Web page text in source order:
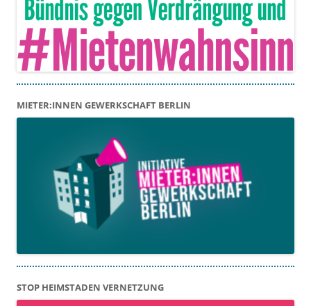
MIETER:INNEN GEWERKSCHAFT BERLIN
STOP HEIMSTADEN VERNETZUNG